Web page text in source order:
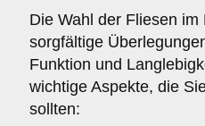
Die Wahl der Fliesen
sorgfältige
Funktion und
wichtige Aspekte, die
sollten: